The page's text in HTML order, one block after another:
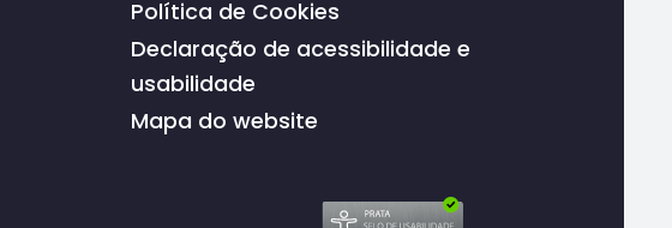
Política de Cookies
Declaração de acessibilidade e
usabilidade
Mapa do website